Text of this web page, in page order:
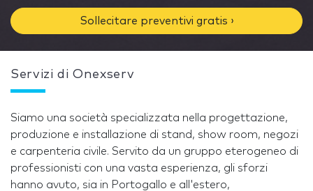
Sollecitare preventivi gratis ›
Servizi di Onexserv
Siamo una società specializzata nella progettazione,
produzione e installazione di stand, show room, negozi
e carpenteria civile. Servito da un gruppo eterogeneo di
professionisti con una vasta esperienza, gli sforzi
hanno avuto, sia in Portogallo e all'estero,